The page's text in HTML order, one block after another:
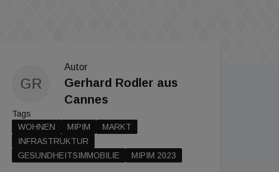
GR
Autor
Gerhard Rodler aus
Cannes
Tags
WOHNEN
MIPIM
MARKT
INFRASTRUKTUR
GESUNDHEITSIMMOBILIE
MIPIM 2023